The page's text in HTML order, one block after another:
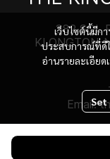
เว็บไซต์นี้มีก
ประสบการณ์ที่ดี
อ่านรายละเอียด
Set
382 SOI.
KLONGTON-
Email: